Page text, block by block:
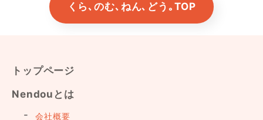
くら､のむ､ねん､どう｡TOP
トップページ
Nendouとは
会社概要